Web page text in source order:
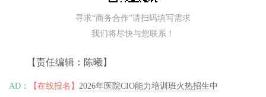
寻求“商务合作”请扫码填写需求
我们将尽快与您联系！
【责任编辑：陈曦】
AD： 【在线报名】 2026年医院CIO能力培训班火热招生中